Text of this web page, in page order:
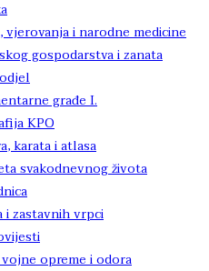
vjerovanja i narodne medicine
gospodarstva i zanata
građe I.
KPO
karata i atlasa
svakodnevnog života
i zastavnih vrpci
opreme i odora